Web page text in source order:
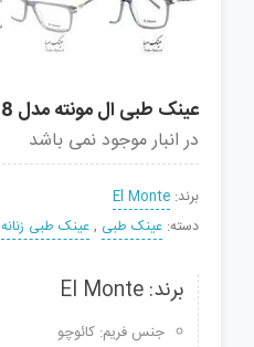
عینک طبی ال مونته مدل 1508
در انبار موجود نمی باشد
برند: El Monte
دسته: عینک طبی ,عینک طبی زنانه
برند: El Monte
جنس فریم: کائوچو